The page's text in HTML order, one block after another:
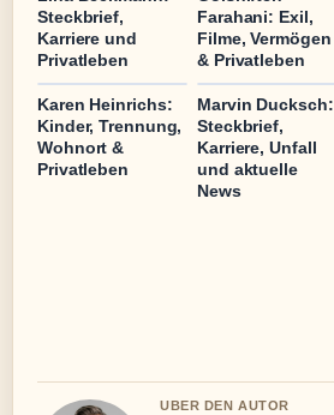
Steckbrief,
Karriere und
Privatleben
Farahani: Exil,
Filme, Vermögen
& Privatleben
Karen Heinrichs:
Kinder, Trennung,
Wohnort &
Privatleben
Marvin Ducksch:
Steckbrief,
Karriere, Unfall
und aktuelle
News
UBER DEN AUTOR